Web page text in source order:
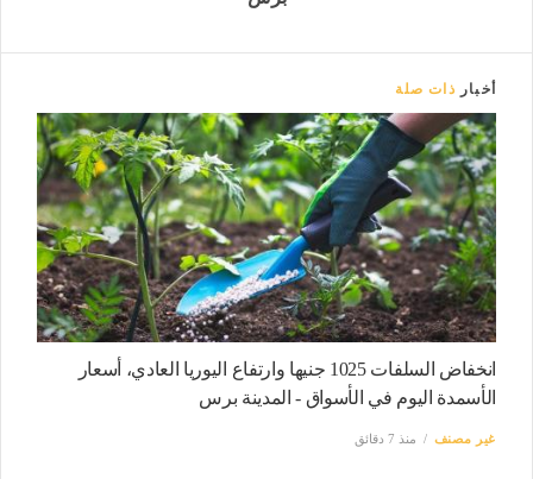
أخبار ذات صلة
انخفاض السلفات 1025 جنيها وارتفاع اليوريا العادي، أسعار
الأسمدة اليوم في الأسواق - المدينة برس
غير مصنف منذ 7 دقائق